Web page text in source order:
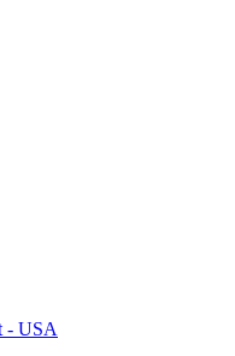
- USA